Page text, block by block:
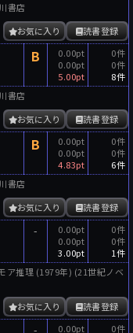
書店
読書登録
お気に入り
B
0.00pt
0.00pt
5.00pt
0件
0件
8件
書店
読書登録
お気に入り
B
0.00pt
0.00pt
4.83pt
0件
0件
6件
書店
読書登録
お気に入り
-
0.00pt
0.00pt
3.00pt
0件
0件
1件
ア推理 (1979年) (21世紀ノベ
読書登録
お気に入り
- 0.00pt 0件